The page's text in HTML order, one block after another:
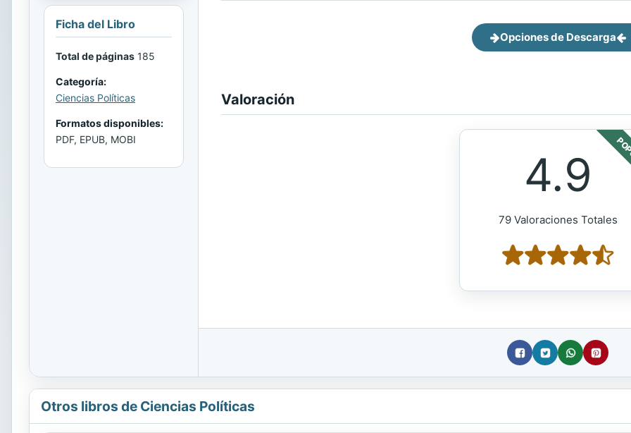
Ficha del Libro
Total de páginas 185
Categoría:
Ciencias Políticas
Formatos disponibles:
PDF, EPUB, MOBI
Opciones de Descarga
Valoración
4.9
79 Valoraciones Totales
Otros libros de Ciencias Políticas